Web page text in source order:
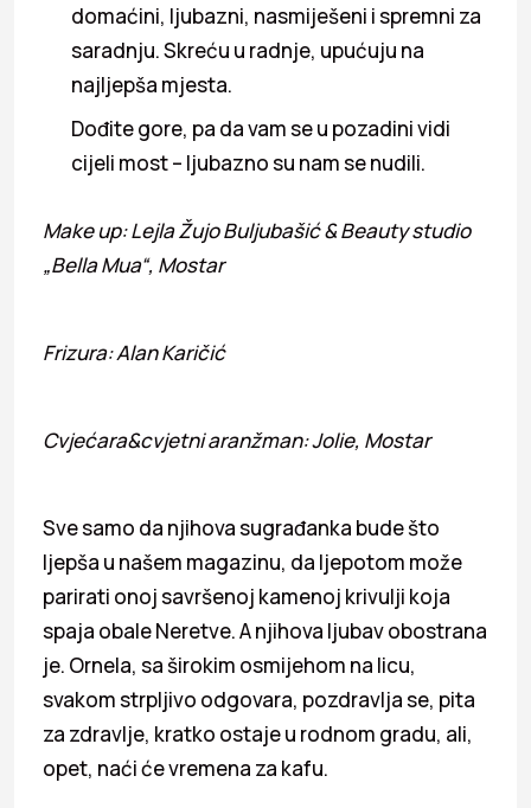
domaćini, ljubazni, nasmiješeni i spremni za
saradnju. Skreću u radnje, upućuju na
najljepša mjesta.
Dođite gore, pa da vam se u pozadini vidi
cijeli most – ljubazno su nam se nudili.
Make up: Lejla Žujo Buljubašić & Beauty studio
„Bella Mua“, Mostar
Frizura: Alan Karičić
Cvjećara&cvjetni aranžman: Jolie, Mostar
Sve samo da njihova sugrađanka bude što
ljepša u našem magazinu, da ljepotom može
parirati onoj savršenoj kamenoj krivulji koja
spaja obale Neretve. A njihova ljubav obostrana
je. Ornela, sa širokim osmijehom na licu,
svakom strpljivo odgovara, pozdravlja se, pita
za zdravlje, kratko ostaje u rodnom gradu, ali,
opet, naći će vremena za kafu.